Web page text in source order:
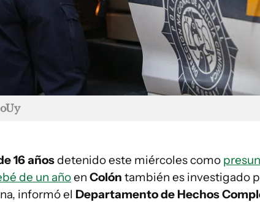
16 añosdetenido este miércoles como
de un añoen Colón también es investigado
informó el Departamento de Hechos